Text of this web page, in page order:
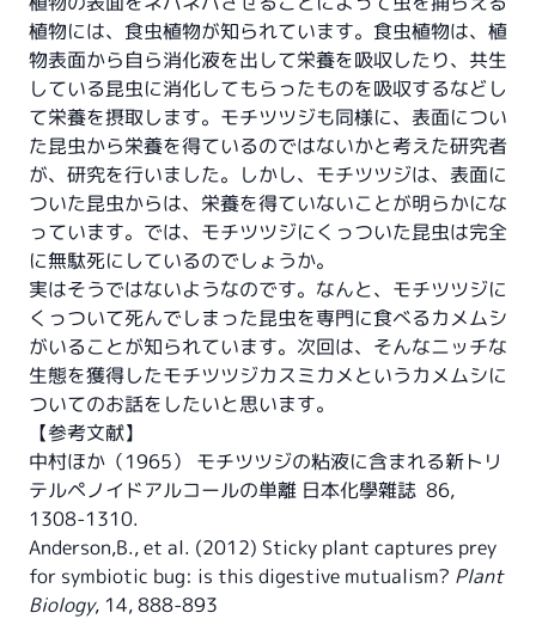
植物には、食虫植物が知られています。食虫植物は、植
物表面から自ら消化液を出して栄養を吸収したり、共生
している昆虫に消化してもらったものを吸収するなどし
て栄養を摂取します。モチツツジも同様に、表面につい
た昆虫から栄養を得ているのではないかと考えた研究者
が、研究を行いました。しかし、モチツツジは、表面に
ついた昆虫からは、栄養を得ていないことが明らかにな
っています。では、モチツツジにくっついた昆虫は完全
に無駄死にしているのでしょうか。
実はそうではないようなのです。なんと、モチツツジに
くっついて死んでしまった昆虫を専門に食べるカメムシ
がいることが知られています。 次回は、そんなニッチな
生態を獲得したモチツツジカスミカメというカメムシに
ついてのお話をしたいと思います。
【参考文献】
中村ほか（1965） モチツツジの粘液に含まれる新トリ
テルペノイドアルコールの単離 日本化學雜誌 86,
1308-1310.
Anderson,B., et al. (2012) Sticky plant captures prey
for symbiotic bug: is this digestive mutualism? Plant
Biology, 14, 888-893